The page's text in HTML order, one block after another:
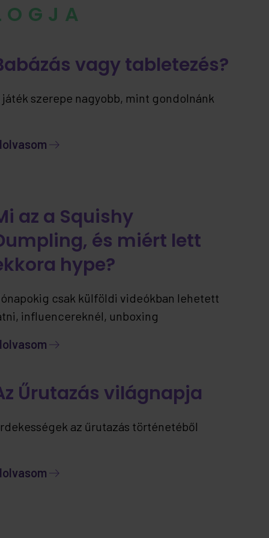
vagy tabletezés?
játék szerepe nagyobb, mint gondolnánk
az a Squishy
és miért lett
hype?
csak külföldi videókban lehetett
influencereknél, unboxing
– ráadásul jelenleg kizárólag nálunk.
Űrutazás világnapja
az űrutazás történetéből